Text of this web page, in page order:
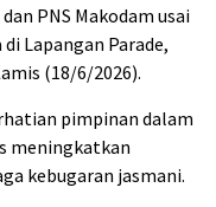
PNS Makodam usai
Lapangan Parade,
(18/6/2026).
pimpinan dalam
meningkatkan
kebugaran jasmani.